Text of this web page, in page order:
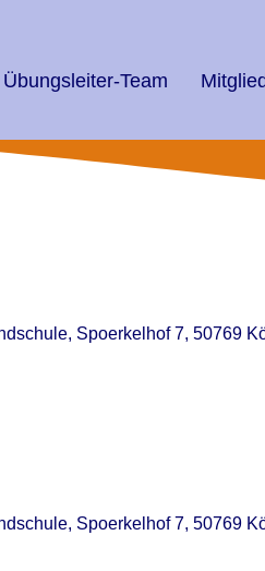
Übungsleiter-Team
Spoerkelhof 7, 50769
Spoerkelhof 7, 50769